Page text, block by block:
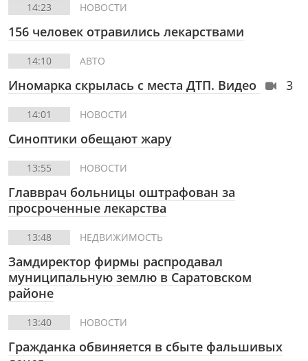
14:23 НОВОСТИ
156 человек отравились лекарствами
14:10 АВТО
Иномарка скрылась с места ДТП. Видео 3
14:01 НОВОСТИ
Синоптики обещают жару
13:55 НОВОСТИ
Главврач больницы оштрафован за
просроченные лекарства
13:48 НЕДВИЖИМОСТЬ
Замдиректор фирмы распродавал
муниципальную землю в Саратовском
районе
13:40 НОВОСТИ
Гражданка обвиняется в сбыте фальшивых